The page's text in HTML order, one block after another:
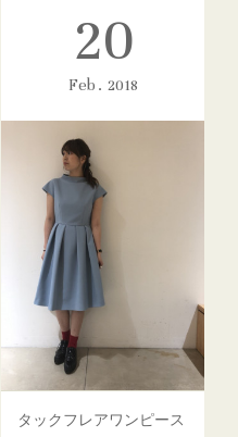
20
Feb 2018
タックフレアワンピース